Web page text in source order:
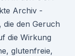
Archiv -
die den Geruch
die Wirkung
glutenfreie,